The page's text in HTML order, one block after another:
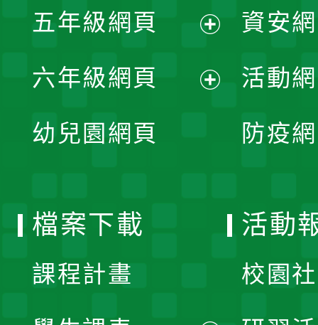
單
選
單
開
選
五年級網頁
開
六年級網頁
幼兒園網頁
資安
活動
防疫
檔案下載
課程計畫
活動
校園